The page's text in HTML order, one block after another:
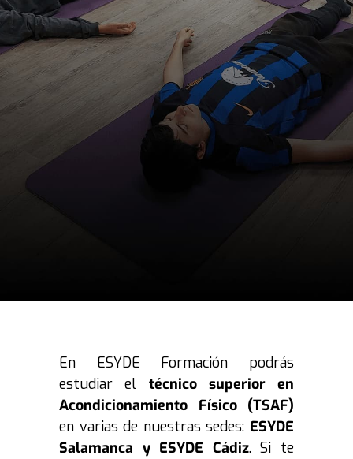
En ESYDE Formación podrás
estudiar el técnico superior en
Acondicionamiento Físico (TSAF)
en varias de nuestras sedes: ESYDE
Salamanca y ESYDE Cádiz. Si te